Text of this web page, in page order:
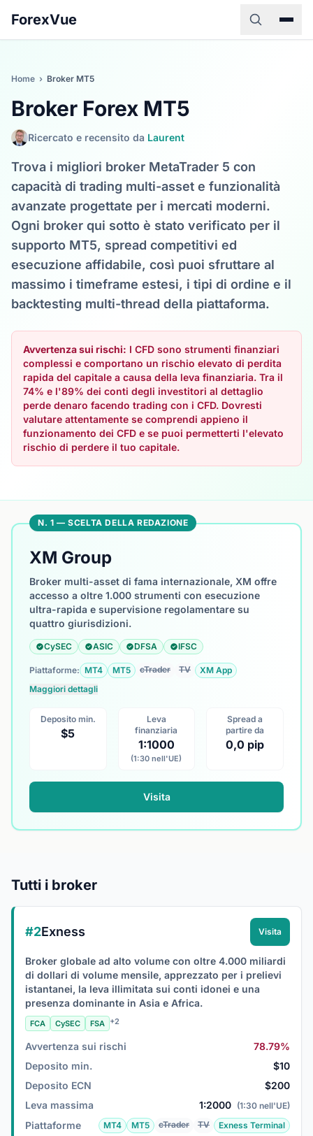
ForexVue
Home › Broker MT5
Broker Forex MT5
Ricercato e recensito da Laurent
Trova i migliori broker MetaTrader 5 con
capacità di trading multi-asset e funzionalità
avanzate progettate per i mercati moderni.
Ogni broker qui sotto è stato verificato per il
supporto MT5, spread competitivi ed
esecuzione affidabile, così puoi sfruttare al
massimo i timeframe estesi, i tipi di ordine e il
backtesting multi-thread della piattaforma.
Avvertenza sui rischi: I CFD sono strumenti finanziari
complessi e comportano un rischio elevato di perdita
rapida del capitale a causa della leva finanziaria. Tra il
74% e l'89% dei conti degli investitori al dettaglio
perde denaro facendo trading con i CFD. Dovresti
valutare attentamente se comprendi appieno il
funzionamento dei CFD e se puoi permetterti l'elevato
rischio di perdere il tuo capitale.
N. 1 — SCELTA DELLA REDAZIONE
XM Group
Broker multi-asset di fama internazionale, XM offre
accesso a oltre 1.000 strumenti con esecuzione
ultra-rapida e supervisione regolamentare su
quattro giurisdizioni.
CySEC ASIC DFSA IFSC
Piattaforme: MT4 MT5 cTrader TV
XM App
Maggiori dettagli
Deposito min.
$5
Leva
finanziaria
1:1000
(1:30 nell'UE)
Spread a
partire da
0,0 pip
Visita
Tutti i broker
#2Exness Visita
Broker globale ad alto volume con oltre 4.000 miliardi
di dollari di volume mensile, apprezzato per i prelievi
istantanei, la leva illimitata sui conti idonei e una
presenza dominante in Asia e Africa.
FCA CySEC FSA +2
Avvertenza sui rischi
78.79%
Deposito min.
$10
Deposito ECN
$200
Leva massima
1:2000 (1:30 nell'UE)
Piattaforme MT4 MT5 cTrader TV Exness Terminal